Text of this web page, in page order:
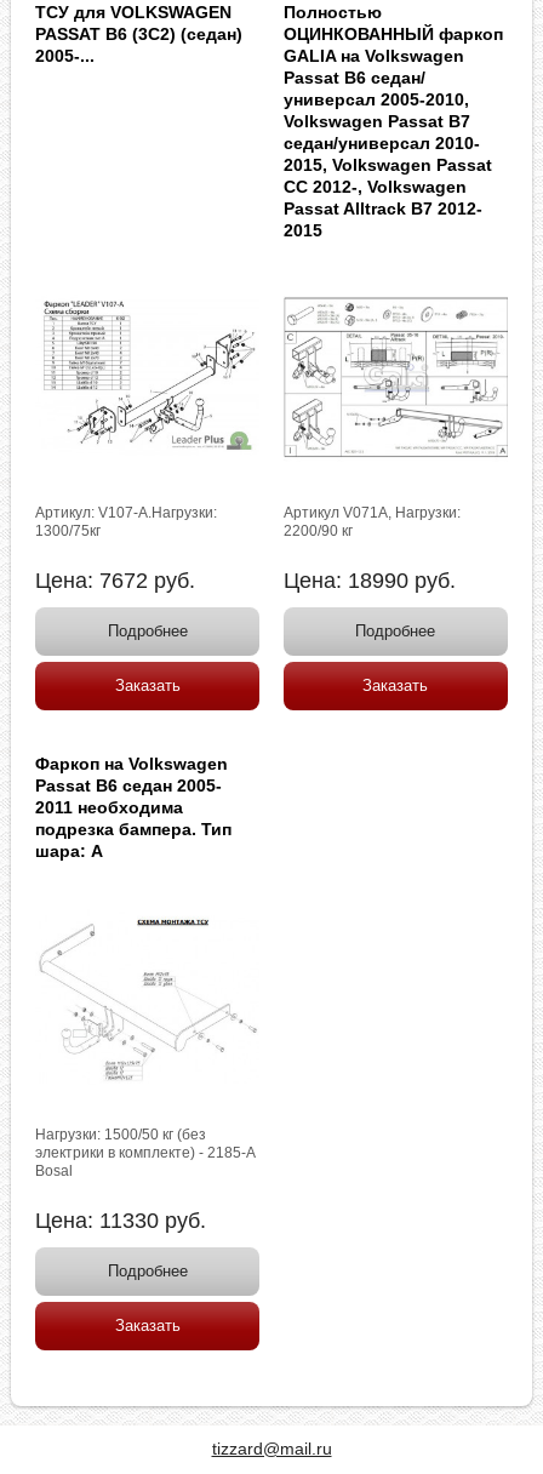
ТСУ для VOLKSWAGEN
PASSAT B6 (3C2) (седан)
2005-...
Артикул: V107-A.Нагрузки:
1300/75кг
Цена: 7672 руб.
Подробнее
Заказать
Полностью
ОЦИНКОВАННЫЙ фаркоп
GALIA на Volkswagen
Passat B6 седан/
универсал 2005-2010,
Volkswagen Passat B7
седан/универсал 2010-
2015, Volkswagen Passat
CC 2012-, Volkswagen
Passat Alltrack B7 2012-
2015
Артикул V071A, Нагрузки:
2200/90 кг
Цена: 18990 руб.
Подробнее
Заказать
Фаркоп на Volkswagen
Passat B6 седан 2005-
2011 необходима
подрезка бампера. Тип
шара: A
Нагрузки: 1500/50 кг (без
электрики в комплекте) - 2185-A
Bosal
Цена: 11330 руб.
Подробнее
Заказать
tizzard@mail.ru